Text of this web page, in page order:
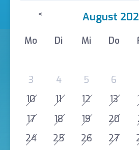
< August
Mo Di Mi Do
3
4 5 6
10
11 12 13
17
18 19 20
24
25 26 27